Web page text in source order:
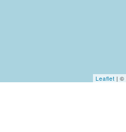
Leaflet | ©